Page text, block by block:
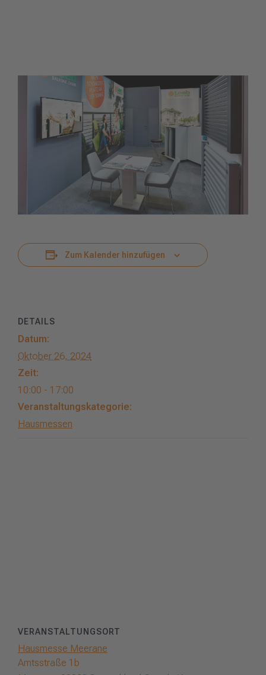
Zum Kalender hinzufügen
DETAILS
Datum:
Oktober 26, 2024
Zeit:
10:00 - 17:00
Veranstaltungskategorie:
Hausmessen
VERANSTALTUNGSORT
Hausmesse Meerane
Amtsstraße 1b